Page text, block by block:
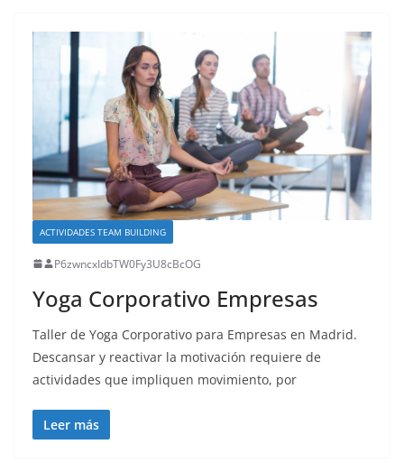
ACTIVIDADES TEAM BUILDING
P6zwncxIdbTW0Fy3U8cBcOG
Yoga Corporativo Empresas
Taller de Yoga Corporativo para Empresas en Madrid.
Descansar y reactivar la motivación requiere de
actividades que impliquen movimiento, por
Leer más